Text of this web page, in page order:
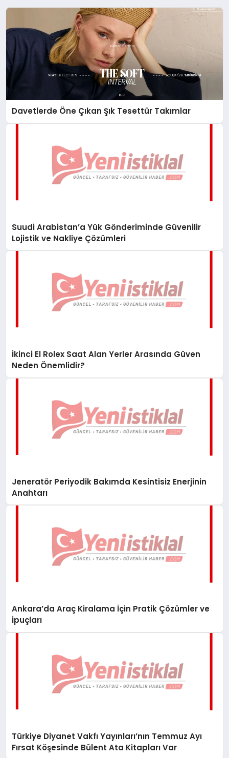
Davetlerde Öne Çıkan Şık Tesettür Takımlar
Suudi Arabistan’a Yük Gönderiminde Güvenilir
Lojistik ve Nakliye Çözümleri
İkinci El Rolex Saat Alan Yerler Arasında Güven
Neden Önemlidir?
Jeneratör Periyodik Bakımda Kesintisiz Enerjinin
Anahtarı
Ankara’da Araç Kiralama İçin Pratik Çözümler ve
İpuçları
Türkiye Diyanet Vakfı Yayınları’nın Temmuz Ayı
Fırsat Köşesinde Bülent Ata Kitapları Var